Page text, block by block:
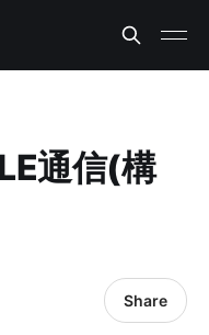
通信(構
Share